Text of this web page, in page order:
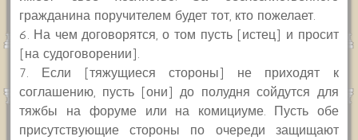
гражданина поручителем будет тот, кто пожелает.
6. На чем договорятся, о том пусть [истец] и просит
[на судоговорении].
7. Если [тяжущиеся стороны] не приходят к
соглашению, пусть [они] до полудня сойдутся для
тяжбы на форуме или на комициуме. Пусть обе
присутствующие стороны по очереди защищают